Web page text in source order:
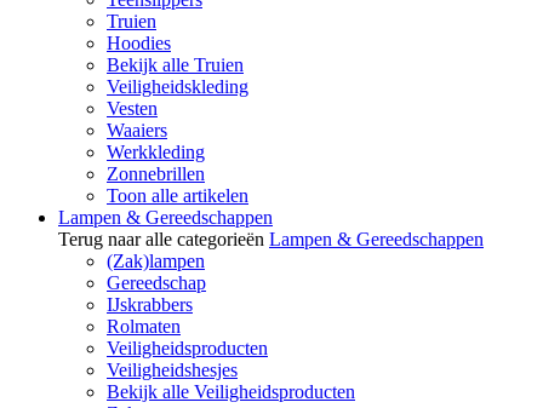
Truien
Hoodies
Bekijk alle Truien
Veiligheidskleding
Vesten
Waaiers
Werkkleding
Zonnebrillen
Toon alle artikelen
Lampen & Gereedschappen
Terug naar alle categorieën Lampen & Gereedschappen
(Zak)lampen
Gereedschap
IJskrabbers
Rolmaten
Veiligheidsproducten
Veiligheidshesjes
Bekijk alle Veiligheidsproducten